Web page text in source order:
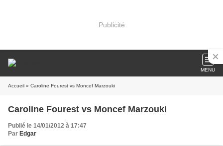
Publicité
MENU
Accueil » Caroline Fourest vs Moncef Marzouki
Caroline Fourest vs Moncef Marzouki
Publié le 14/01/2012 à 17:47
Par Edgar